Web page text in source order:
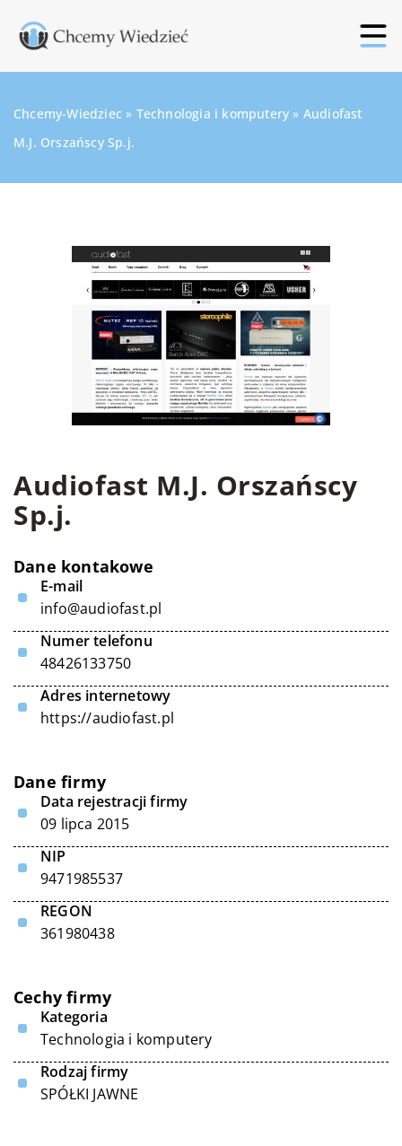
Chcemy-Wiedziec » Technologia i komputery » Audiofast
M.J. Orszańscy Sp.j.
Audiofast M.J. Orszańscy
Sp.j.
Dane kontakowe
E-mail
info@audiofast.pl
Numer telefonu
48426133750
Adres internetowy
https://audiofast.pl
Dane firmy
Data rejestracji firmy
09 lipca 2015
NIP
9471985537
REGON
361980438
Cechy firmy
Kategoria
Technologia i komputery
Rodzaj firmy
SPÓŁKI JAWNE